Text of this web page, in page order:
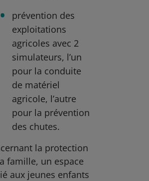
prévention des
exploitations
agricoles avec 2
simulateurs, l’un
pour la conduite
de matériel
agricole, l’autre
pour la prévention
des chutes.
la protection
famille, un espace
aux jeunes enfants